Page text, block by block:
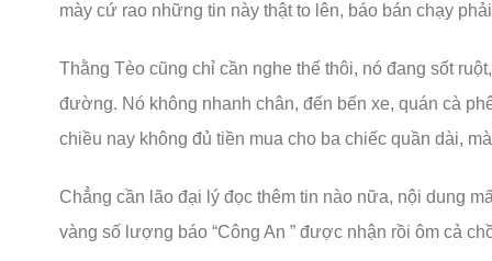
mày cứ rao những tin này thật to lên, báo bán chạy phải
Thằng Tèo cũng chỉ cần nghe thế thôi, nó đang sốt
đường. Nó không nhanh chân, đến bến xe, quán cà
chiều nay không đủ tiền mua cho ba chiếc quần dài,
Chẳng cần lão đại lý đọc thêm tin nào nữa, nội dung
vàng số lượng báo “Công An ” được nhận rồi ôm cả